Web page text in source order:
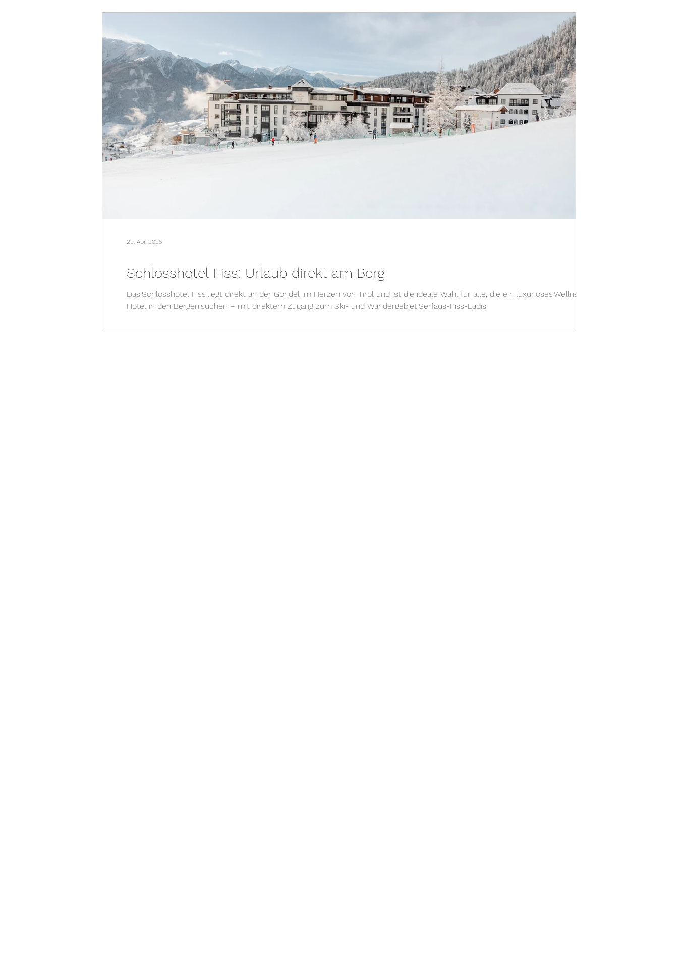
Schlosshotel Fiss: Urlaub direkt am Berg
Das Schlosshotel Fiss liegt direkt an der Gondel im Herzen von Tirol und ist die ideale Wahl für alle, die ein luxuriöses Wellness-
Hotel in den Bergen suchen – mit direktem Zugang zum Ski- und Wandergebiet Serfaus-Fiss-Ladis
29. Apr. 2025